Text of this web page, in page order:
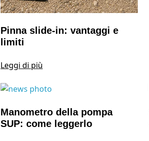
Pinna slide-in: vantaggi e
limiti
Leggi di più
Manometro della pompa
SUP: come leggerlo